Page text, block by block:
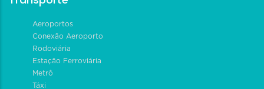
Aeroportos
Conexão Aeroporto
Rodoviária
Estação Ferroviária
Metrô
Táxi